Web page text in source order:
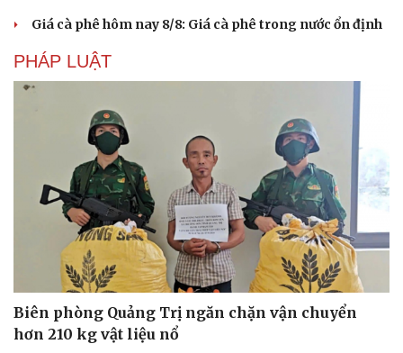
Giá cà phê hôm nay 8/8: Giá cà phê trong nước ổn định
PHÁP LUẬT
Biên phòng Quảng Trị ngăn chặn vận chuyển
hơn 210 kg vật liệu nổ